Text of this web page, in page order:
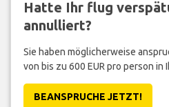
Hatte Ihr flug
annulliert?
Sie haben möglicherweise
von bis zu 600 EUR pro person in
BEANSPRUCHE JETZT!